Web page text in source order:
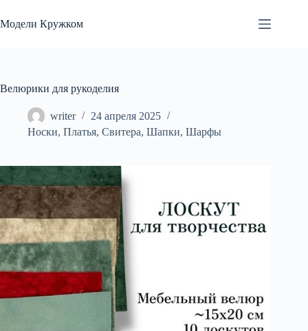
к
сути
Модели Кружком
Велюрики для рукоделия
writer
24 апреля 2025
Носки, Платья, Свитера, Шапки, Шарфы